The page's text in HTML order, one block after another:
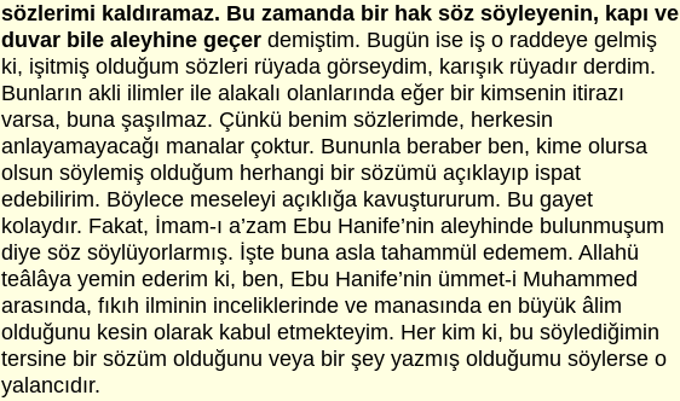
sözlerimi kaldıramaz. Bu zamanda bir hak söz söyleyenin, kapı ve
duvar bile aleyhine geçer demiştim. Bugün ise iş o raddeye gelmiş
ki, işitmiş olduğum sözleri rüyada görseydim, karışık rüyadır derdim.
Bunların akli ilimler ile alakalı olanlarında eğer bir kimsenin itirazı
varsa, buna şaşılmaz. Çünkü benim sözlerimde, herkesin
anlayamayacağı manalar çoktur. Bununla beraber ben, kime olursa
olsun söylemiş olduğum herhangi bir sözümü açıklayıp ispat
edebilirim. Böylece meseleyi açıklığa kavuştururum. Bu gayet
kolaydır. Fakat, İmam-ı a’zam Ebu Hanife’nin aleyhinde bulunmuşum
diye söz söylüyorlarmış. İşte buna asla tahammül edemem. Allahü
teâlâya yemin ederim ki, ben, Ebu Hanife’nin ümmet-i Muhammed
arasında, fıkıh ilminin inceliklerinde ve manasında en büyük âlim
olduğunu kesin olarak kabul etmekteyim. Her kim ki, bu söylediğimin
tersine bir sözüm olduğunu veya bir şey yazmış olduğumu söylerse o
yalancıdır.